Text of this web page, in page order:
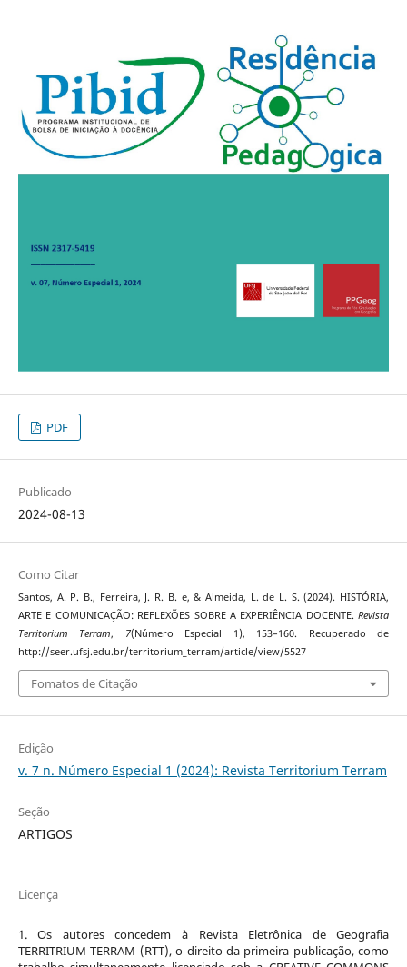
PDF
Publicado
2024-08-13
Como Citar
Santos, A. P. B., Ferreira, J. R. B. e, & Almeida, L. de L. S. (2024). HISTÓRIA,
ARTE E COMUNICAÇÃO: REFLEXÕES SOBRE A EXPERIÊNCIA DOCENTE.Revista
Territorium Terram, 7(Número Especial 1), 153–160. Recuperado de
http://seer.ufsj.edu.br/territorium_terram/article/view/5527
Fomatos de Citação
Edição
v. 7 n. Número Especial 1 (2024): Revista Territorium Terram
Seção
ARTIGOS
Licença
1. Os autores concedem à Revista Eletrônica de Geografia
TERRITRIUM TERRAM (RTT), o direito da primeira publicação, como